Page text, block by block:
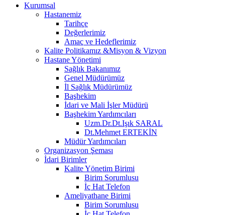
Kurumsal
Hastanemiz
Tarihçe
Değerlerimiz
Amaç ve Hedeflerimiz
Kalite Politikamız &Misyon & Vizyon
Hastane Yönetimi
Sağlık Bakanımız
Genel Müdürümüz
İl Sağlık Müdürümüz
Başhekim
İdari ve Mali İşler Müdürü
Başhekim Yardımcıları
Uzm.Dr.Dt.Işık SARAL
Dt.Mehmet ERTEKİN
Müdür Yardımcıları
Organizasyon Şeması
İdari Birimler
Kalite Yönetim Birimi
Birim Sorumlusu
İç Hat Telefon
Ameliyathane Birimi
Birim Sorumlusu